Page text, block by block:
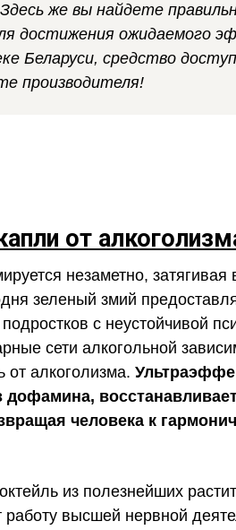
же вы найдете
достижения ожидаемого
Беларуси, средство
производителя!
от
незаметно, затягивая
зеленый змий
с неустойчивой
сети алкогольной
от алкоголизма.
дофамина,
человека к
из полезнейших
высшей нервной